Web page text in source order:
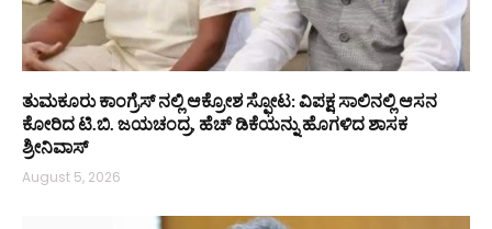
ತುಮಕೂರು ಕಾಂಗ್ರೆಸ್ ನಲ್ಲಿ ಆಕ್ರೋಶ ಸ್ಫೋಟ: ವಿಪಕ್ಷ ಸಾಲಿನಲ್ಲಿ ಆಸನ
ಕೋರಿದ ಟಿ.ಬಿ. ಜಯಚಂದ್ರ, ಹೆಚ್ ಡಿಕೆಯನ್ನು ಹೊಗಳಿದ ಶಾಸಕ
ಶ್ರೀನಿವಾಸ್
August 5, 2026